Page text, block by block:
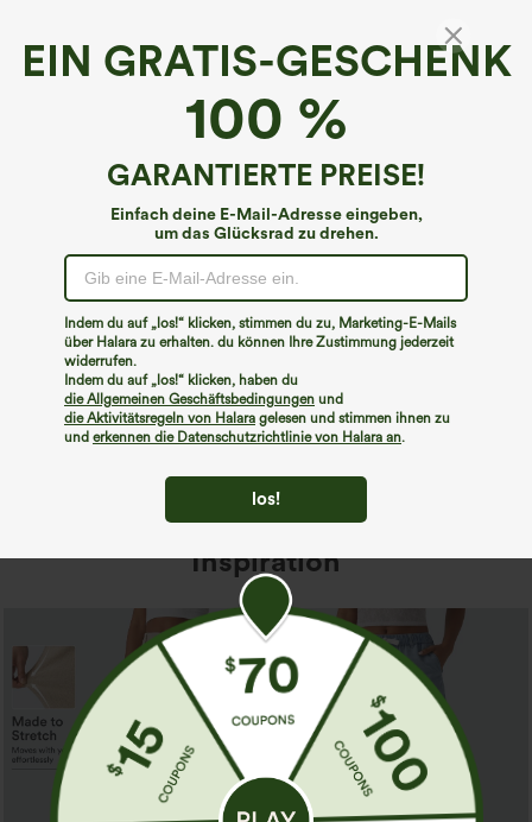
EIN GRATIS-GESCHENK
100 %
GARANTIERTE PREISE!
Einfach deine E-Mail-Adresse eingeben,
um das Glücksrad zu drehen.
Indem du auf „los!“ klicken, stimmen du zu, Marketing-E-Mails
über Halara zu erhalten. du können Ihre Zustimmung jederzeit
widerrufen.
Indem du auf „los!“ klicken, haben du
die Allgemeinen Geschäftsbedingungen und
die Aktivitätsregeln von Halara gelesen und stimmen ihnen zu
und erkennen die Datenschutzrichtlinie von Halara an.
los!
Hoppla!
Wir können die von Ihnen gesuchte Seite nicht
finden.
Mehr einkaufen
Inspiration